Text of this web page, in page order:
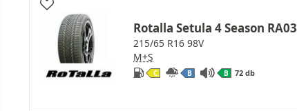
Rotalla Setula 4 Season RA03
215/65 R16 98V
M+S
C B B 72 db